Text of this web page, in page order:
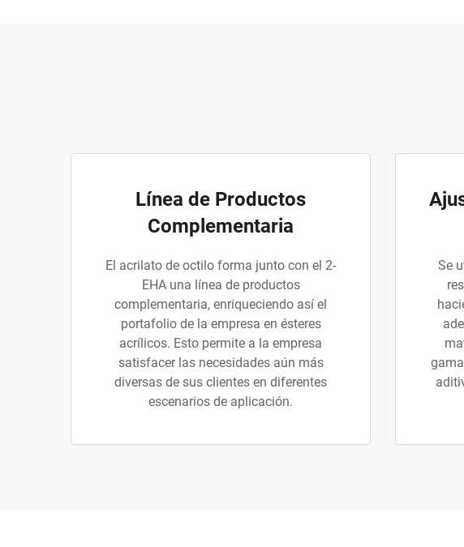
Línea de Productos
Complementaria
El acrilato de octilo forma junto con el 2-
EHA una línea de productos
complementaria, enriqueciendo así el
portafolio de la empresa en ésteres
acrílicos. Esto permite a la empresa
satisfacer las necesidades aún más
diversas de sus clientes en diferentes
escenarios de aplicación.
Se